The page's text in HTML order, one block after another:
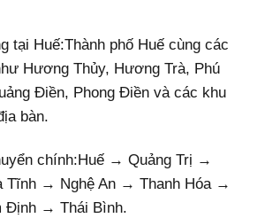
tại Huế:Thành phố Huế cùng các
Hương Thủy, Hương Trà, Phú
Điền, Phong Điền và các khu
bàn.
chính:Huế → Quảng Trị →
Tĩnh → Nghệ An → Thanh Hóa →
Định → Thái Bình.